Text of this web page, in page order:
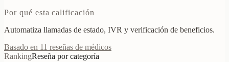
Por qué esta calificación
Automatiza llamadas de estado, IVR y verificación de beneficios.
Basado en 11 reseñas de médicos
RankingReseña por categoría